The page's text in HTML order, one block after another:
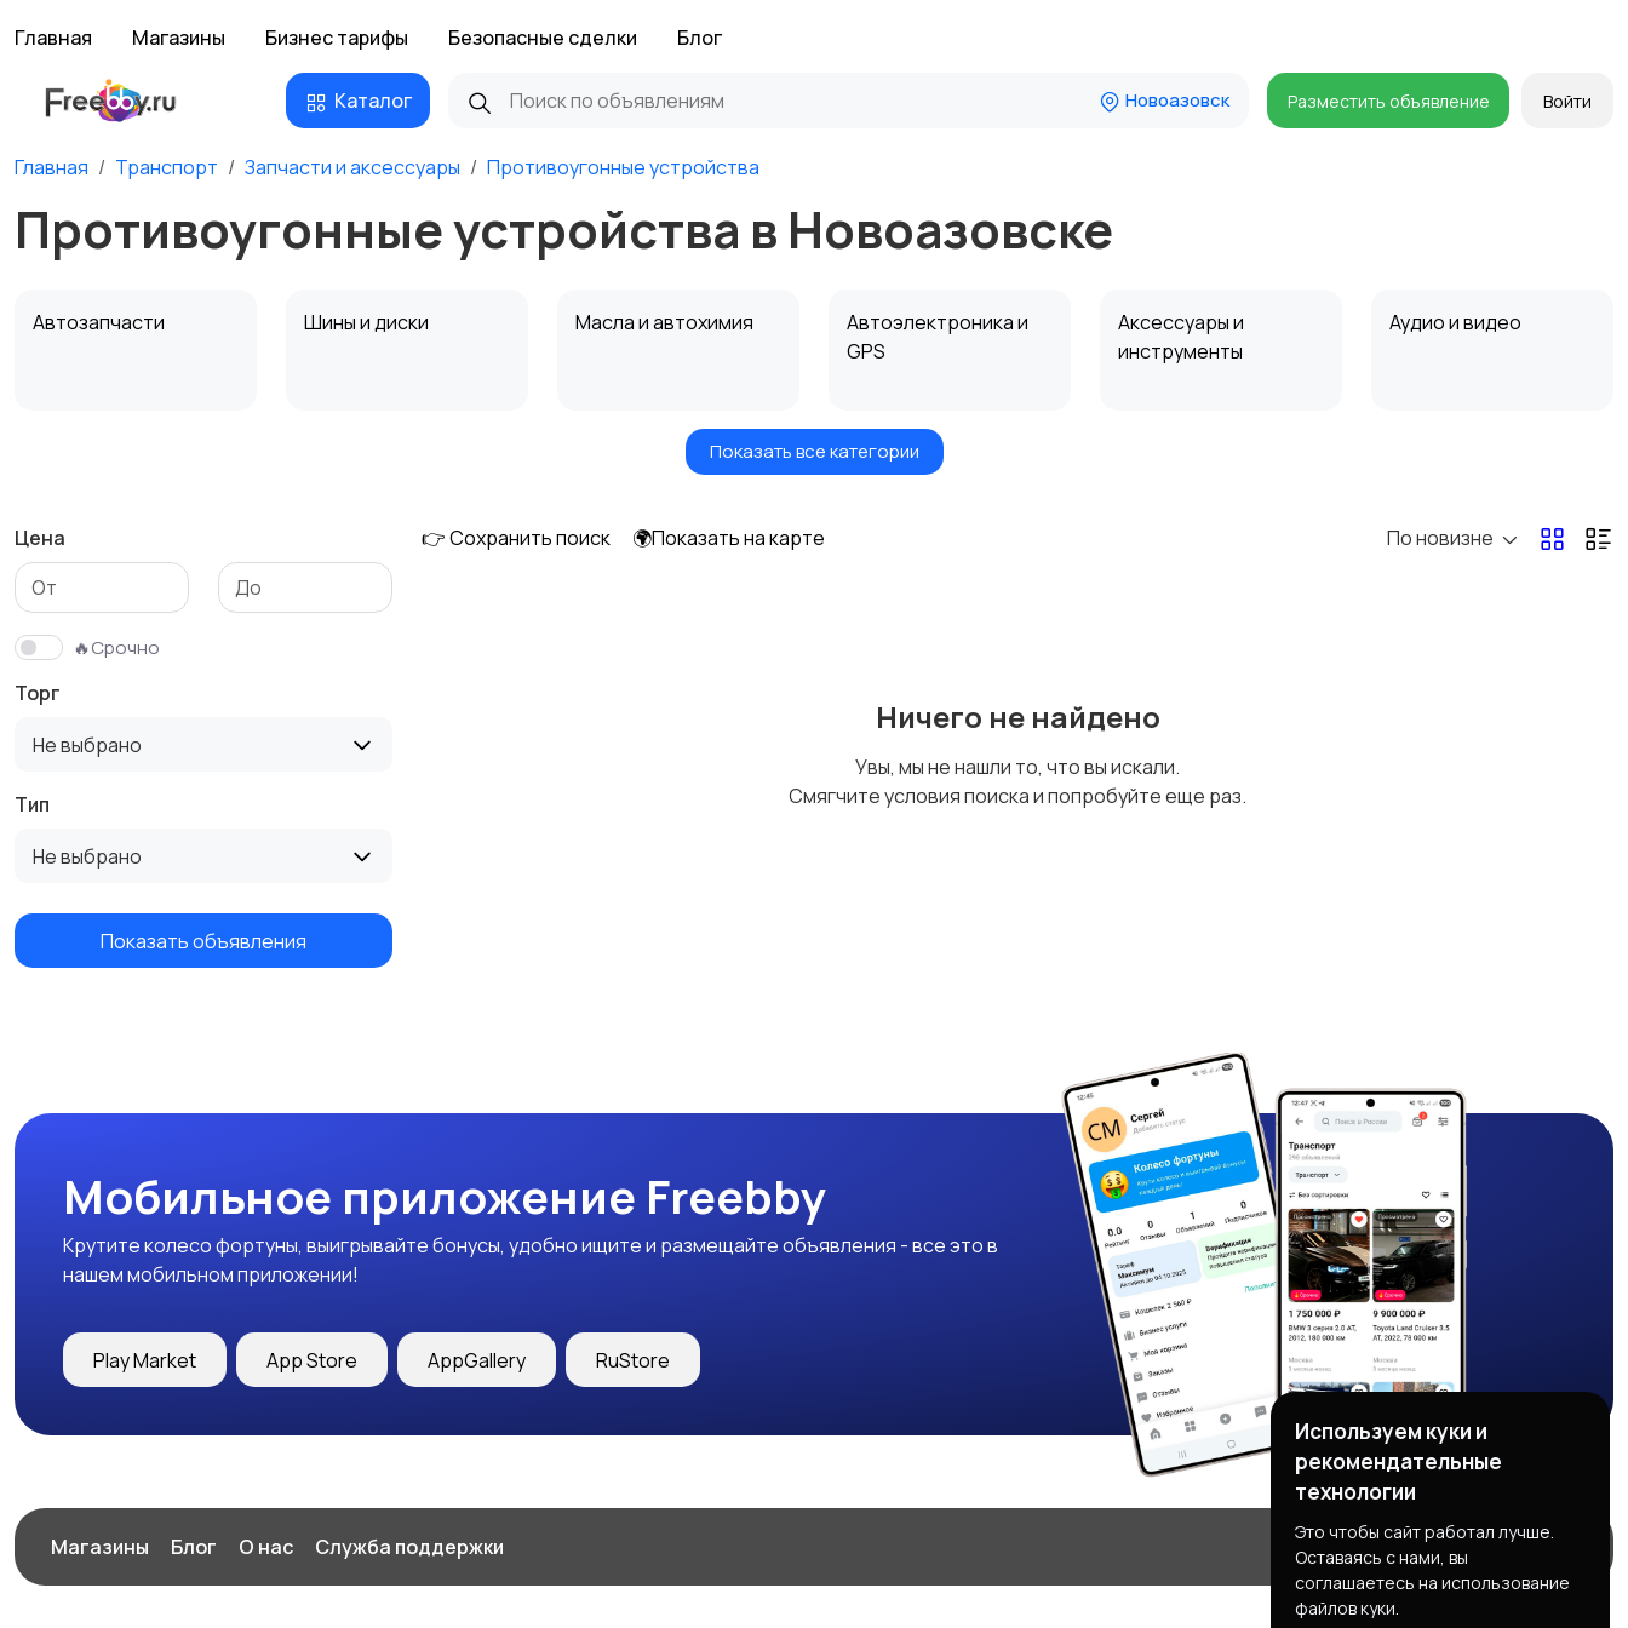
Главная Магазины Бизнес тарифы Безопасные сделки Блог
Каталог Новоазовск Разместить объявление Войти
Главная Транспорт Запчасти и аксессуары Противоугонные устройства
Противоугонные устройства в Новоазовске
Автозапчасти Шины и диски Масла и автохимия
Автоэлектроника и
GPS
Аксессуары и
инструменты
Аудио и видео
Мотоэкипировка
Другие запчасти
Показать все категории
Цена
🔥Срочно
Торг
Не выбрано
Тип
Не выбрано
Показать объявления
👉 Сохранить поиск 🌍Показать на карте По новизне
Ничего не найдено
Увы, мы не нашли то, что вы искали.
Смягчите условия поиска и попробуйте еще раз.
Мобильное приложение Freebby
Крутите колесо фортуны, выигрывайте бонусы, удобно ищите и размещайте объявления - все это в
нашем мобильном приложении!
Play Market App Store AppGallery RuStore
Магазины Блог О нас Служба поддержки
Используем куки и
рекомендательные
технологии
Это чтобы сайт работал лучше.
Оставаясь с нами, вы
соглашаетесь на использование
файлов куки.